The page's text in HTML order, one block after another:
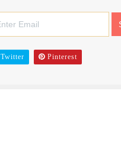
Twitter Pinterest